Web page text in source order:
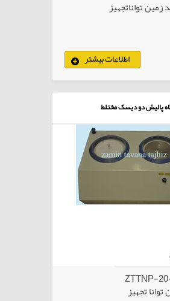
تواناتجهیز
اطلاعات بیشتر
پالیش دو دیسک مختلط
تجهیز